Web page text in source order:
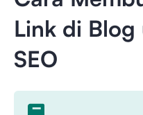
Link di
SEO